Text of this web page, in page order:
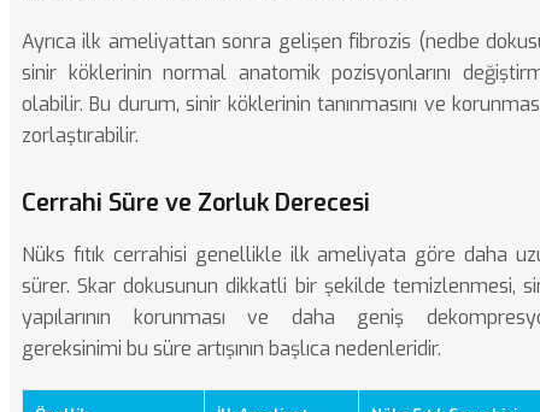
Ayrıca ilk ameliyattan sonra gelişen fibrozis (nedbe
sinir köklerinin normal anatomik pozisyonlarını
olabilir. Bu durum, sinir köklerinin tanınmasını ve
zorlaştırabilir.
Cerrahi Süre ve Zorluk Derecesi
Nüks fıtık cerrahisi genellikle ilk ameliyata göre daha
sürer. Skar dokusunun dikkatli bir şekilde temizlenmesi,
yapılarının korunması ve daha geniş
gereksinimi bu süre artışının başlıca nedenleridir.